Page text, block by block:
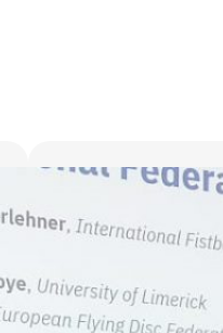
Vom
17. Januar 2021
Frank Vohle,
Serendipity
Teilnahme am